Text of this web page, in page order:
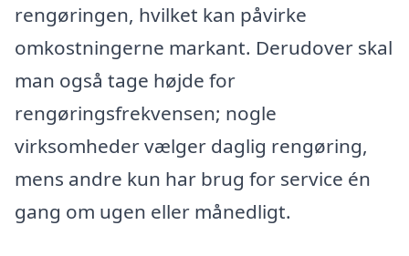
rengøringen, hvilket kan påvirke
omkostningerne markant. Derudover skal
man også tage højde for
rengøringsfrekvensen; nogle
virksomheder vælger daglig rengøring,
mens andre kun har brug for service én
gang om ugen eller månedligt.